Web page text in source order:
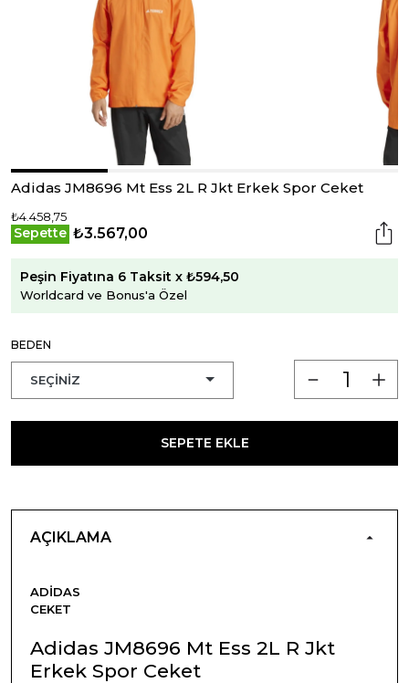
Adidas JM8696 Mt Ess 2L R Jkt Erkek Spor Ceket
₺4.458,75
Sepette ₺3.567,00
Peşin Fiyatına 6 Taksit x ₺594,50
Worldcard ve Bonus'a Özel
BEDEN
SEPETE EKLE
AÇIKLAMA
ADIDAS
CEKET
Adidas JM8696 Mt Ess 2L R Jkt
Erkek Spor Ceket